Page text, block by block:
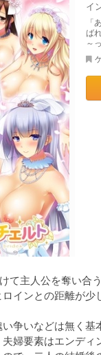
「
ば
～
て主人公を奪い合
インとの距離が
争いなどは無く
婦要素はエンデ